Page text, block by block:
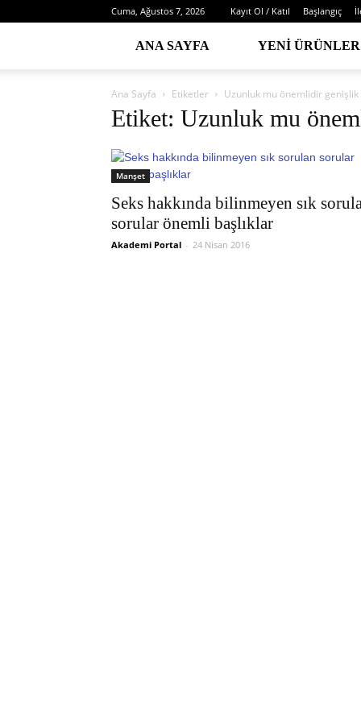
Cuma, Ağustos 7, 2026 Kayıt Ol / Katıl Başlangıç
ANA SAYFA YENI ÜRÜNLER
Ana Sayfa Etiketler Uzunluk mu önemlidir genişlik
Etiket: Uzunluk mu
Manşet
Seks hakkında bilinmeyen sık
sorular önemli başlıklar
Akademi Portal - 24 Nisan 2016